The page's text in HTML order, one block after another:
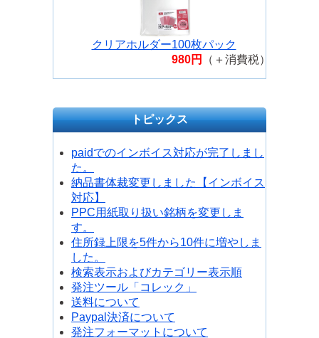
クリアホルダー100枚パック
980円
（＋消費税）
トピックス
paidでのインボイス対応が完了しまし
た。
納品書体裁変更しました【インボイス
対応】
PPC用紙取り扱い銘柄を変更しま
す。
住所録上限を5件から10件に増やしま
した。
検索表示およびカテゴリー表示順
発注ツール「コレック」
送料について
Paypal決済について
発注フォーマットについて